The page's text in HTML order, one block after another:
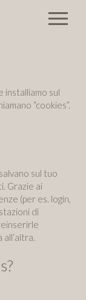
installiamo sul
“cookies”.
sul tuo
Grazie ai
(per es. login,
di